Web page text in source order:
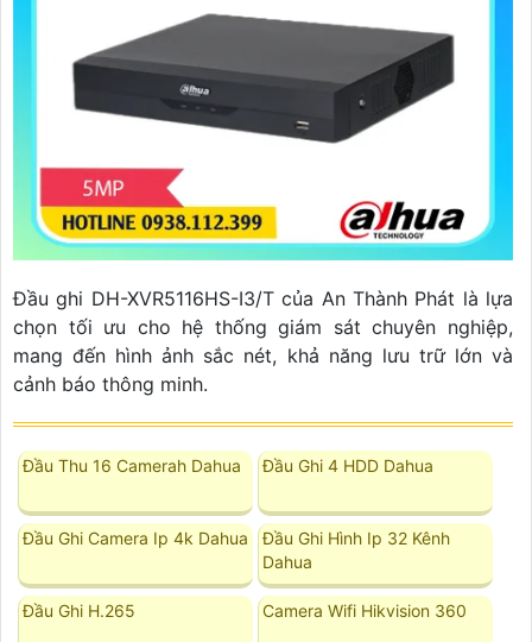
Đầu ghi DH-XVR5116HS-I3/T của An Thành Phát là lựa
chọn tối ưu cho hệ thống giám sát chuyên nghiệp,
mang đến hình ảnh sắc nét, khả năng lưu trữ lớn và
cảnh báo thông minh.
Đầu Thu 16 Camerah Dahua Đầu Ghi 4 HDD Dahua
Đầu Ghi Camera Ip 4k Dahua
Đầu Ghi Hình Ip 32 Kênh
Dahua
Đầu Ghi H.265 Camera Wifi Hikvision 360